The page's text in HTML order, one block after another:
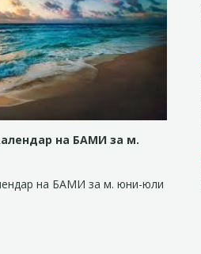
на БАМИ за м.
на БАМИ за м. юни-юли